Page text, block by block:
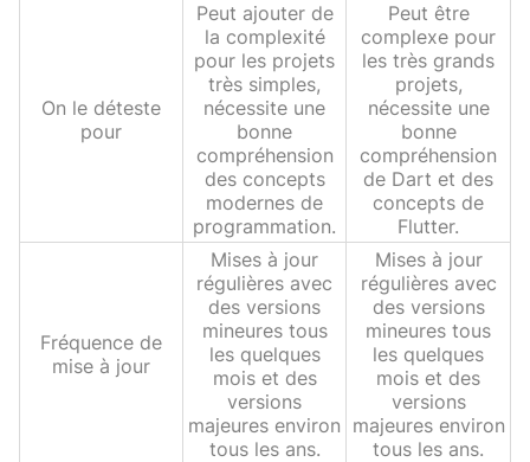
On le déteste
pour
Peut ajouter de
la complexité
pour les projets
très simples,
nécessite une
bonne
compréhension
des concepts
modernes de
programmation.
Peut être
complexe pour
les très grands
projets,
nécessite une
bonne
compréhension
de Dart et des
concepts de
Flutter.
Fréquence de
mise à jour
Mises à jour
régulières avec
des versions
mineures tous
les quelques
mois et des
versions
majeures environ
tous les ans.
Mises à jour
régulières avec
des versions
mineures tous
les quelques
mois et des
versions
majeures environ
tous les ans.